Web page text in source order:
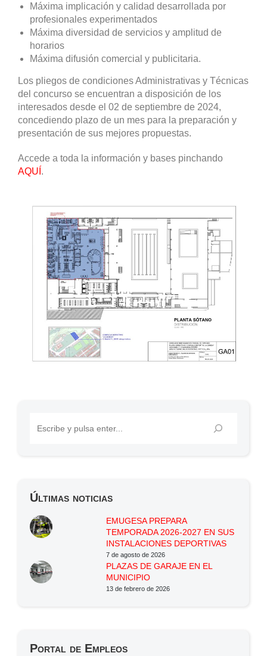
Máxima implicación y calidad desarrollada por
profesionales experimentados
Máxima diversidad de servicios y amplitud de
horarios
Máxima difusión comercial y publicitaria.
Los pliegos de condiciones Administrativas y Técnicas
del concurso se encuentran a disposición de los
interesados desde el 02 de septiembre de 2024,
concediendo plazo de un mes para la preparación y
presentación de sus mejores propuestas.
Accede a toda la información y bases pinchando
AQUÍ .
Últimas noticias
EMUGESA PREPARA
TEMPORADA 2026-2027 EN SUS
INSTALACIONES DEPORTIVAS
7 de agosto de 2026
PLAZAS DE GARAJE EN EL
MUNICIPIO
13 de febrero de 2026
Portal de Empleos